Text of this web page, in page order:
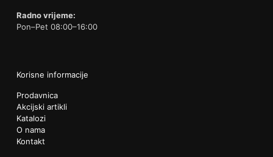
Radno vrijeme:
Pon–Pet 08:00–16:00
Korisne informacije
Prodavnica
Akcijski artikli
Katalozi
O nama
Kontakt